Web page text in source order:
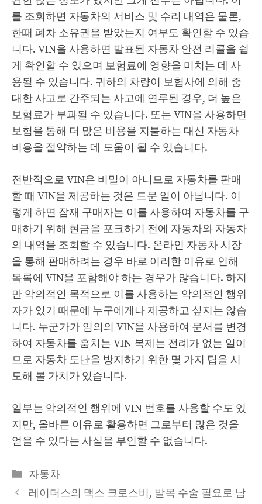
를 조회하면 자동차의 서비스 및 수리 내역은 물론,
한때 폐차 소유권을 받았는지 여부도 확인할 수 있습
니다. VIN을 사용하면 발표된 자동차 안전 리콜을 쉽
게 확인할 수 있으며 보험료에 영향을 미치는 데 사
용될 수 있습니다. 귀하의 차량이 보험사에 의해 중
대한 사고로 간주되는 사고에 연루된 경우, 더 높은
보험료가 부과될 수 있습니다. 또는 VIN을 사용하면
보험을 통해 더 많은 비용을 지불하는 대신 자동차
비용을 절약하는 데 도움이 될 수 있습니다.
전반적으로 VIN은 비밀이 아니므로 자동차를 판매
할 때 VIN을 제공하는 것은 드문 일이 아닙니다. 이
렇게 하면 잠재 구매자는 이를 사용하여 자동차를 구
매하기 위해 현금을 포크하기 전에 자동차와 자동차
의 내역을 조회할 수 있습니다. 온라인 자동차 시장
을 통해 판매하려는 경우 바로 이러한 이유로 인해
목록에 VIN을 포함해야 하는 경우가 많습니다. 하지
만 악의적인 목적으로 이를 사용하는 악의적인 행위
자가 있기 때문에 누구에게나 제공하고 싶지는 않습
니다. 누군가가 임의의 VIN을 사용하여 문서를 변경
하여 자동차를 훔치는 VIN 복제는 전례가 없는 일이
므로 자동차 도난을 방지하기 위한 몇 가지 팁을 시
도해 볼 가치가 있습니다.
일부는 악의적인 행위에 VIN 번호를 사용할 수도 있
지만, 올바른 이유로 활용하면 그로부터 많은 것을
얻을 수 있다는 사실을 부인할 수 없습니다.
Categories
자동차
레이더스의 맥스 크로스비, 발목 수술 필요로 남